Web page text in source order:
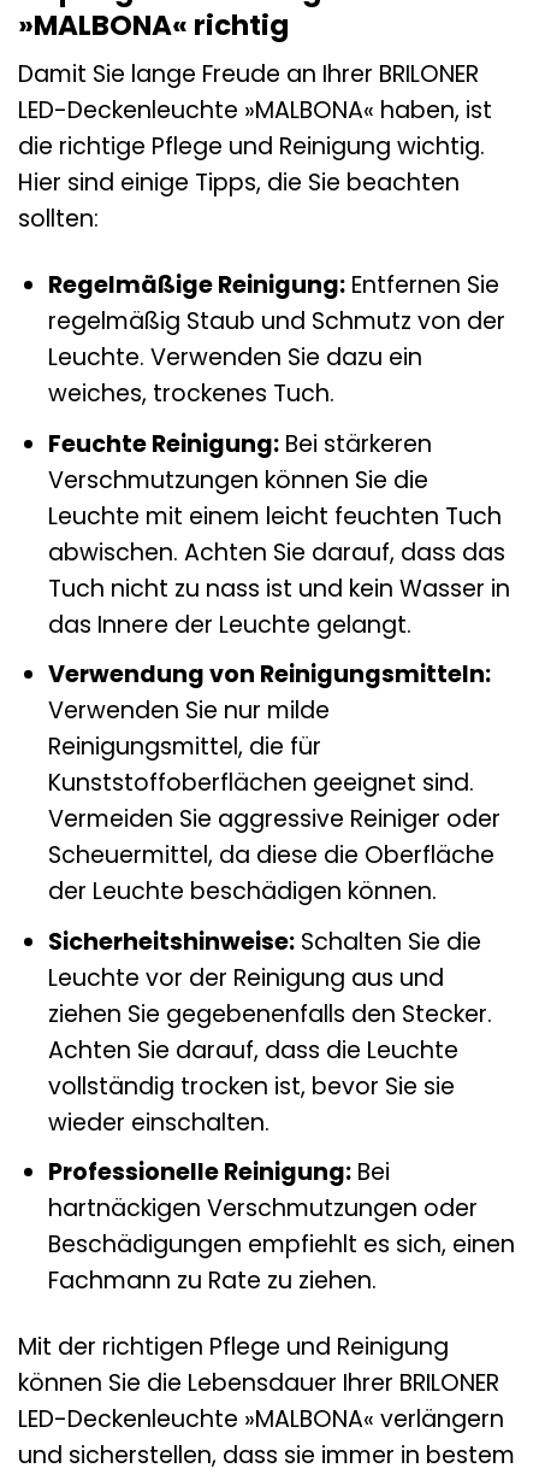
»MALBONA« richtig
Damit Sie lange Freude an Ihrer BRILONER
LED-Deckenleuchte »MALBONA« haben, ist
die richtige Pflege und Reinigung wichtig.
Hier sind einige Tipps, die Sie beachten
sollten:
Regelmäßige Reinigung:Entfernen Sie
regelmäßig Staub und Schmutz von der
Leuchte. Verwenden Sie dazu ein
weiches, trockenes Tuch.
Feuchte Reinigung:Bei stärkeren
Verschmutzungen können Sie die
Leuchte mit einem leicht feuchten Tuch
abwischen. Achten Sie darauf, dass das
Tuch nicht zu nass ist und kein Wasser in
das Innere der Leuchte gelangt.
Verwendung von Reinigungsmitteln:
Verwenden Sie nur milde
Reinigungsmittel, die für
Kunststoffoberflächen geeignet sind.
Vermeiden Sie aggressive Reiniger oder
Scheuermittel, da diese die Oberfläche
der Leuchte beschädigen können.
Sicherheitshinweise:Schalten Sie die
Leuchte vor der Reinigung aus und
ziehen Sie gegebenenfalls den Stecker.
Achten Sie darauf, dass die Leuchte
vollständig trocken ist, bevor Sie sie
wieder einschalten.
Professionelle Reinigung:Bei
hartnäckigen Verschmutzungen oder
Beschädigungen empfiehlt es sich, einen
Fachmann zu Rate zu ziehen.
Mit der richtigen Pflege und Reinigung
können Sie die Lebensdauer Ihrer BRILONER
LED-Deckenleuchte »MALBONA« verlängern
und sicherstellen, dass sie immer in bestem